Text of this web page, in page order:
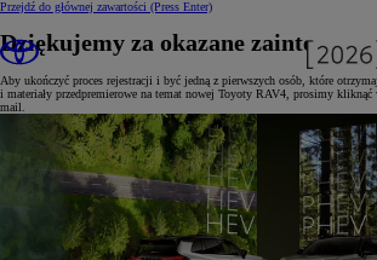
Przejdź do głównej zawartości (Press Enter)
Dziękujemy za okazane
Aby ukończyć proces rejestracji i być jedną z pierwszych osób, które
i materiały przedpremierowe na temat nowej Toyoty RAV4, prosimy
mail.